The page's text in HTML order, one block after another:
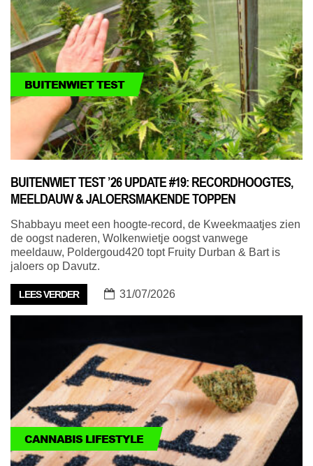
BUITENWIET TEST
BUITENWIET TEST ’26 UPDATE #19: RECORDHOOGTES,
MEELDAUW & JALOERSMAKENDE TOPPEN
Shabbayu meet een hoogte-record, de Kweekmaatjes zien
de oogst naderen, Wolkenwietje oogst vanwege
meeldauw, Poldergoud420 topt Fruity Durban & Bart is
jaloers op Davutz.
LEES VERDER 31/07/2026
CANNABIS LIFESTYLE